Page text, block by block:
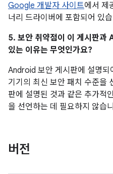
Google 개발자 사이트에서 제
너리 드라이버에 포함되어 있
5. 보안 취약점이 이 게시판과
있는 이유는 무엇인가요?
Android 보안 게시판에 설명
기기의 최신 보안 패치 수준을
판에 설명된 것과 같은 추가적
을 선언하는 데 필요하지 않습
버전